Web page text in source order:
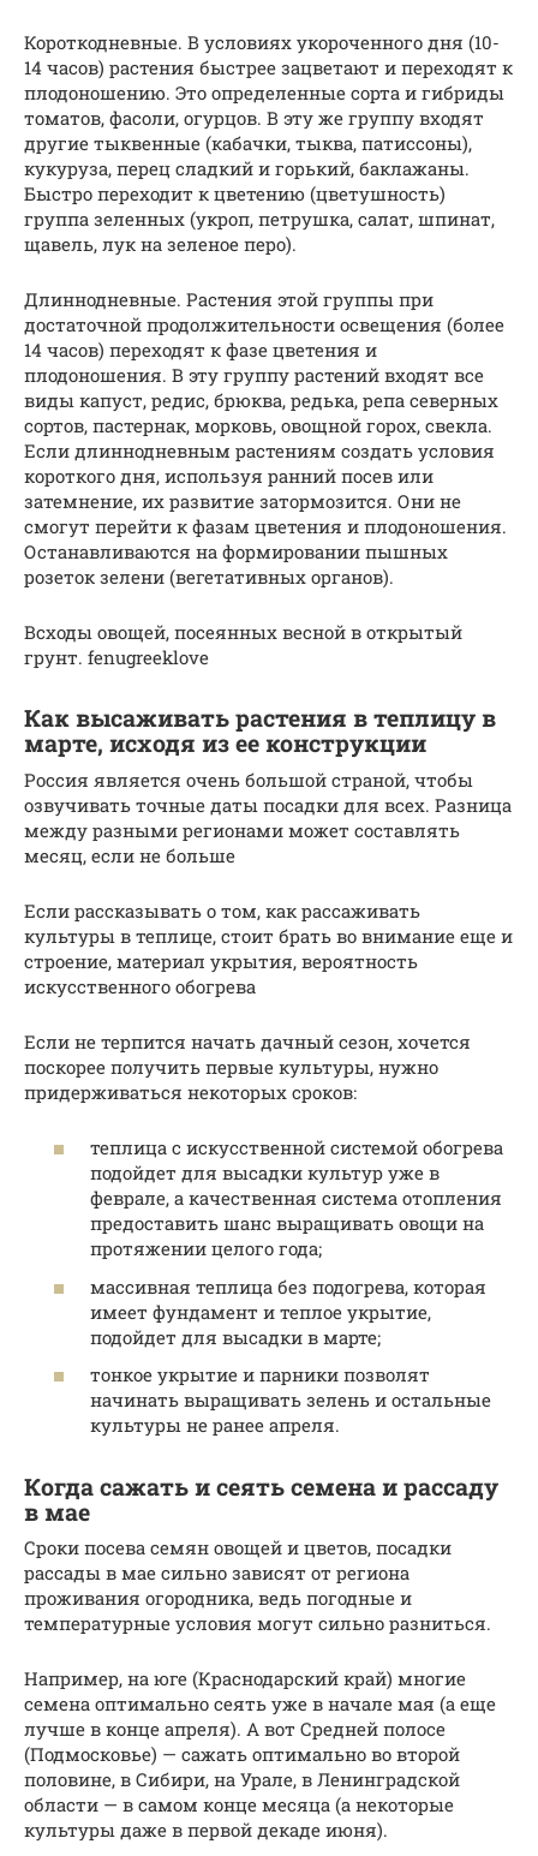
Короткодневные. В условиях укороченного дня (10-
14 часов) растения быстрее зацветают и переходят к
плодоношению. Это определенные сорта и гибриды
томатов, фасоли, огурцов. В эту же группу входят
другие тыквенные (кабачки, тыква, патиссоны),
кукуруза, перец сладкий и горький, баклажаны.
Быстро переходит к цветению (цветушность)
группа зеленных (укроп, петрушка, салат, шпинат,
щавель, лук на зеленое перо).
Длиннодневные. Растения этой группы при
достаточной продолжительности освещения (более
14 часов) переходят к фазе цветения и
плодоношения. В эту группу растений входят все
виды капуст, редис, брюква, редька, репа северных
сортов, пастернак, морковь, овощной горох, свекла.
Если длиннодневным растениям создать условия
короткого дня, используя ранний посев или
затемнение, их развитие затормозится. Они не
смогут перейти к фазам цветения и плодоношения.
Останавливаются на формировании пышных
розеток зелени (вегетативных органов).
Всходы овощей, посеянных весной в открытый
грунт. fenugreeklove
Как высаживать растения в теплицу в
марте, исходя из ее конструкции
Россия является очень большой страной, чтобы
озвучивать точные даты посадки для всех. Разница
между разными регионами может составлять
месяц, если не больше
Если рассказывать о том, как рассаживать
культуры в теплице, стоит брать во внимание еще и
строение, материал укрытия, вероятность
искусственного обогрева
Если не терпится начать дачный сезон, хочется
поскорее получить первые культуры, нужно
придерживаться некоторых сроков:
теплица с искусственной системой обогрева
подойдет для высадки культур уже в
феврале, а качественная система отопления
предоставить шанс выращивать овощи на
протяжении целого года;
массивная теплица без подогрева, которая
имеет фундамент и теплое укрытие,
подойдет для высадки в марте;
тонкое укрытие и парники позволят
начинать выращивать зелень и остальные
культуры не ранее апреля.
Когда сажать и сеять семена и рассаду
в мае
Сроки посева семян овощей и цветов, посадки
рассады в мае сильно зависят от региона
проживания огородника, ведь погодные и
температурные условия могут сильно разниться.
Например, на юге (Краснодарский край) многие
семена оптимально сеять уже в начале мая (а еще
лучше в конце апреля). А вот Средней полосе
(Подмосковье) — сажать оптимально во второй
половине, в Сибири, на Урале, в Ленинградской
области — в самом конце месяца (а некоторые
культуры даже в первой декаде июня).